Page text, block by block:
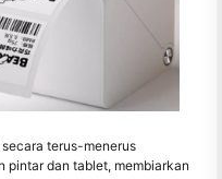
terus-menerus
pintar dan tablet, membiarkan